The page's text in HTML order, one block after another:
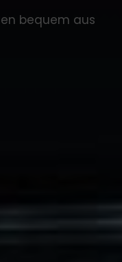
bequem aus